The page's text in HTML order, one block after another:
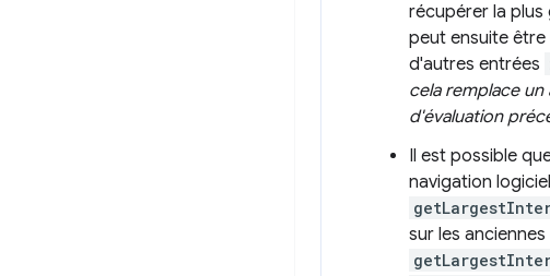
récupérer la
peut ensuite être
d'autres entrées
cela remplace
d'évaluation
Il est possible
navigation
sur les